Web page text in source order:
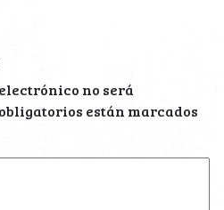
no será
están marcados